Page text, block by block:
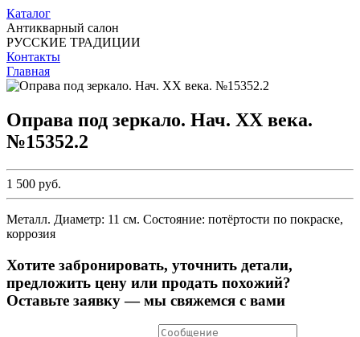
Каталог
Антикварный салон
РУССКИЕ ТРАДИЦИИ
Контакты
Главная
Оправа под зеркало. Нач. ХХ века.
№15352.2
1 500 руб.
Металл. Диаметр: 11 см. Состояние: потёртости по покраске,
коррозия
Хотите забронировать, уточнить детали,
предложить цену или продать похожий?
Оставьте заявку — мы свяжемся с вами